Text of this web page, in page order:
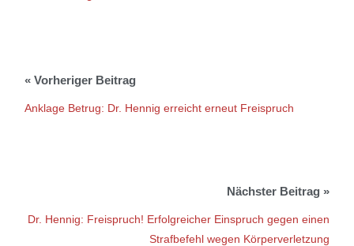
Anklage Betrug: Dr. Hennig erreicht erneut Freispruch
Dr. Hennig: Freispruch! Erfolgreicher Einspruch gegen einen
Strafbefehl wegen Körperverletzung